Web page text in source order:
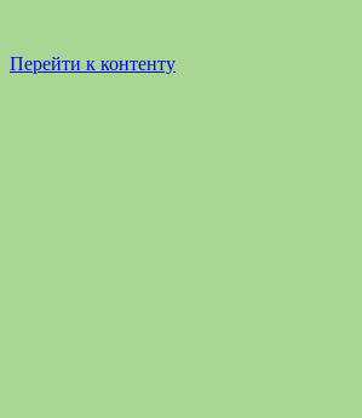
Перейти к контенту